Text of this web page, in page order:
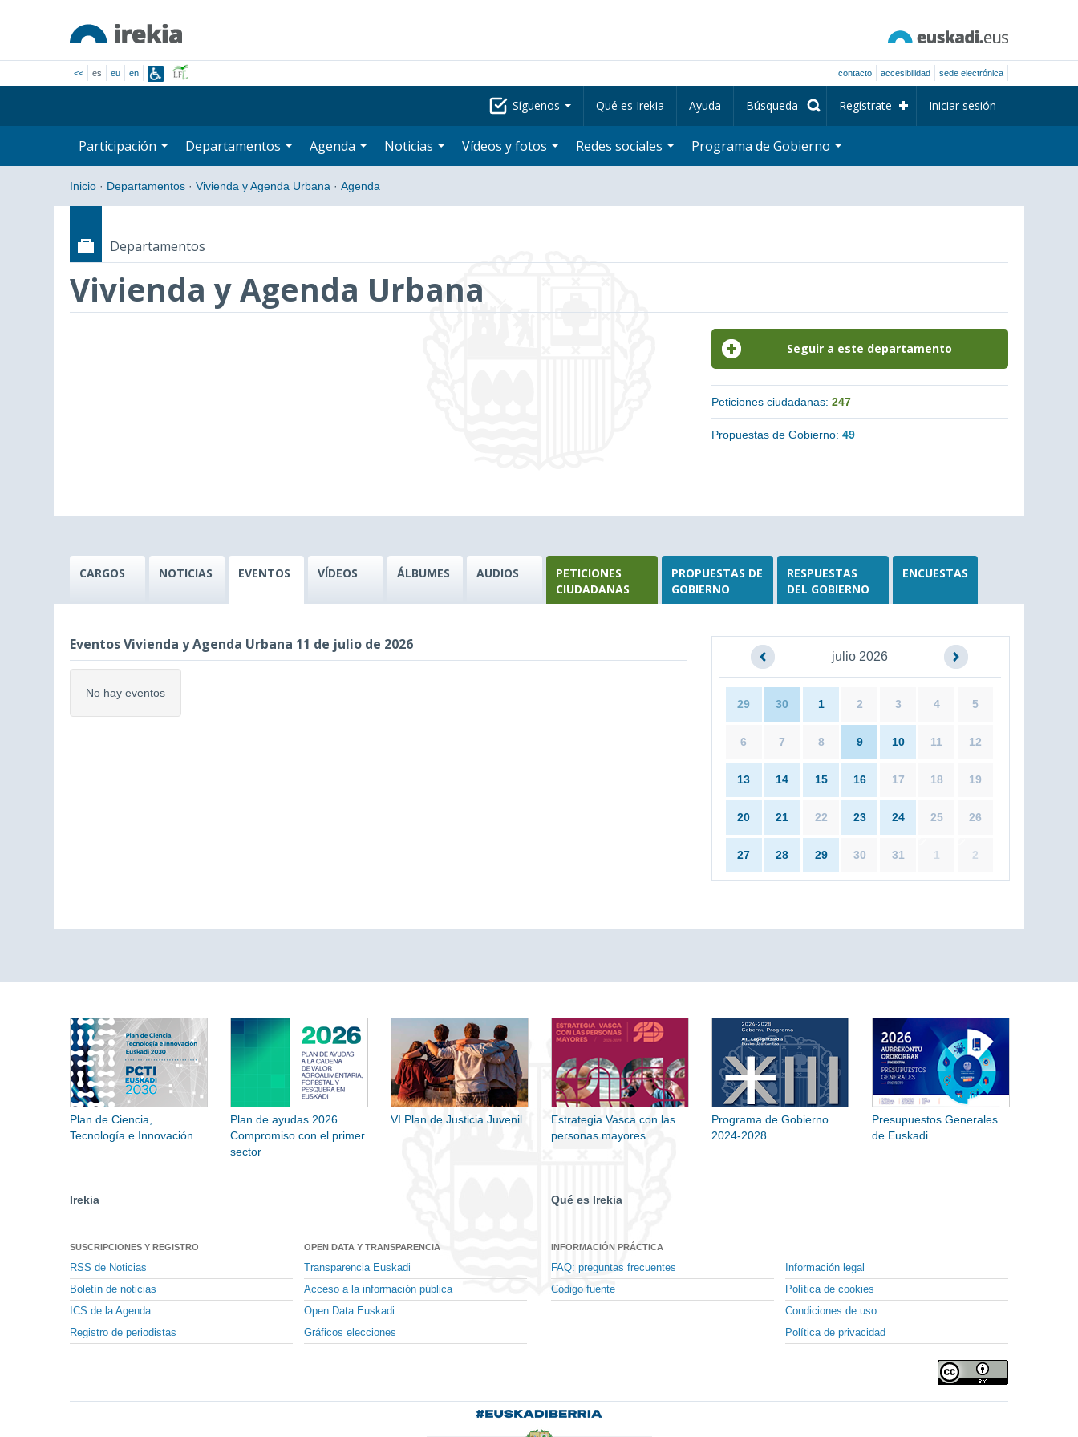
<< es eu en contacto accesibilidad sede electrónica
Síguenos Qué es Irekia Ayuda Búsqueda Regístrate Iniciar sesión
Participación Departamentos Agenda Noticias Vídeos y fotos Redes sociales Programa de Gobierno
Inicio · Departamentos · Vivienda y Agenda Urbana · Agenda
Departamentos
Vivienda y Agenda Urbana
Peticiones ciudadanas: 247
Propuestas de Gobierno: 49
CARGOS NOTICIAS EVENTOS VÍDEOS ÁLBUMES AUDIOS
PETICIONES
CIUDADANAS
PROPUESTAS DE
GOBIERNO
RESPUESTAS
DEL GOBIERNO
ENCUESTAS
Eventos Vivienda y Agenda Urbana 11 de julio de 2026
No hay eventos
julio 2026
29 30 1 2 3 4 5
6 7 8 9 10 11 12
13 14 15 16 17 18 19
20 21 22 23 24 25 26
27 28 29 30 31 1 2
Plan de Ciencia,
Tecnología e Innovación
Plan de ayudas 2026.
Compromiso con el primer
sector
VI Plan de Justicia Juvenil
Estrategia Vasca con las
personas mayores
Programa de Gobierno
2024-2028
Presupuestos Generales
de Euskadi
Irekia
SUSCRIPCIONES Y REGISTRO
RSS de Noticias
Boletín de noticias
ICS de la Agenda
Registro de periodistas
OPEN DATA Y TRANSPARENCIA
Transparencia Euskadi
Acceso a la información pública
Open Data Euskadi
Gráficos elecciones
Qué es Irekia
INFORMACIÓN PRÁCTICA
FAQ: preguntas frecuentes
Código fuente
Información legal
Política de cookies
Condiciones de uso
Política de privacidad